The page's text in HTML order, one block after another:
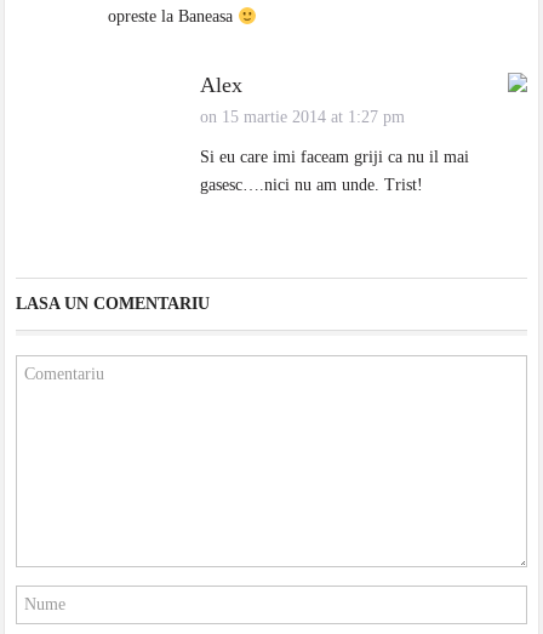
opreste la Baneasa
Alex
on 15 martie 2014 at 1:27 pm
Si eu care imi faceam griji ca nu il mai
gasesc….nici nu am unde. Trist!
LASA UN COMENTARIU